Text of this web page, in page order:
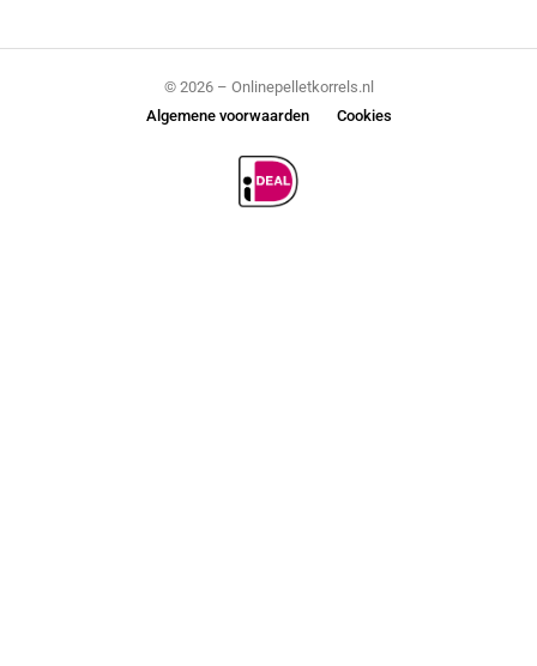
© 2026 – Onlinepelletkorrels.nl
Algemene voorwaarden
Cookies